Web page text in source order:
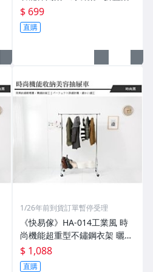
$ 699
直購
1/26年前到貨訂單暫停受理
《快易傢》HA-014工業風 時
尚機能超重型不鏽鋼衣架 曬衣
架
$ 1,088
直購